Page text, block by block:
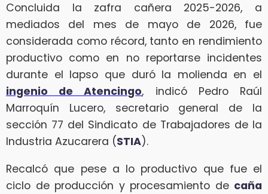
Concluida la zafra cañera 2025-2026, a
mediados del mes de mayo de 2026, fue
considerada como récord, tanto en rendimiento
productivo como en no reportarse incidentes
durante el lapso que duró la molienda en el
ingenio de Atencingo, indicó Pedro Raúl
Marroquín Lucero, secretario general de la
sección 77 del Sindicato de Trabajadores de la
Industria Azucarera (STIA).
Recalcó que pese a lo productivo que fue el
ciclo de producción y procesamiento de caña